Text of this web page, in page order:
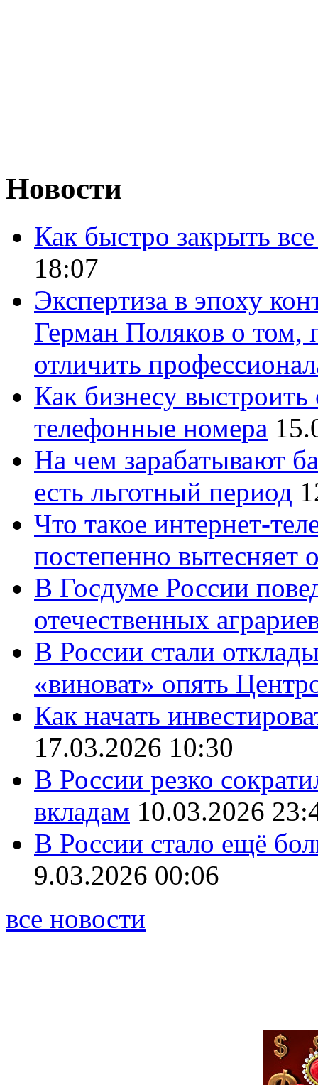
Новости
Как быстро закрыть
18:07
Экспертиза в эпоху
Герман Поляков о том,
отличить
Как бизнесу
телефонные номера
На чем зарабатывают
есть льготный период
Что такое интернет-
постепенно вытесняет
В Госдуме России
отечественных
В России стали
«виноват» опять
Как начать
17.03.2026 10:30
В России резко
вкладам 10.03.2026
В России стало ещё
9.03.2026 00:06
все новости